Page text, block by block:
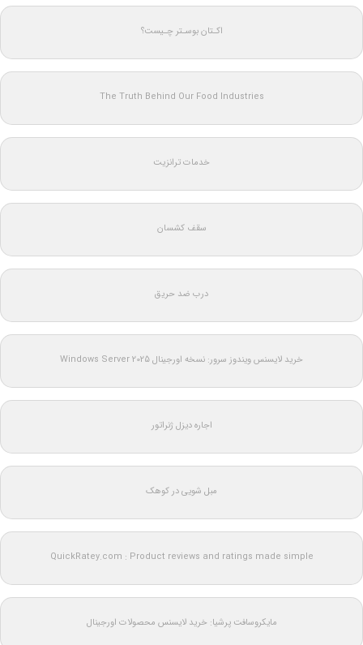
اکـتان بوسـتر چـیست؟
The Truth Behind Our Food Industries
خدمات ترانزیت
سقف کشسان
درب ضد حریق
خرید لایسنس ویندوز سرور: نسخه اورجینال Windows Server 2025
اجاره دیزل ژنراتور
مبل شویی در کوهک
QuickRatey.com : Product reviews and ratings made simple
مایکروسافت پرشیا: خرید لایسنس محصولات اورجینال